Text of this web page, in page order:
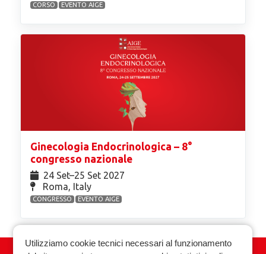
CORSO EVENTO AIGE
Ginecologia Endocrinologica – 8°
congresso nazionale
24 Set⁠–25 Set 2027
Roma, Italy
CONGRESSO EVENTO AIGE
Utilizziamo cookie tecnici necessari al funzionamento